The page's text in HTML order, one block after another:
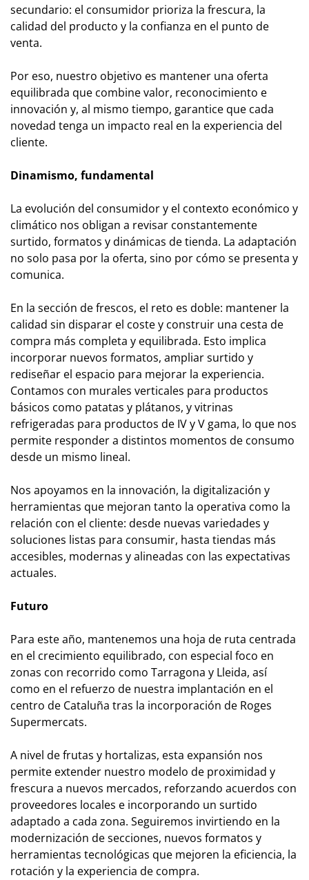
secundario: el consumidor prioriza la frescura, la
calidad del producto y la confianza en el punto de
venta.
Por eso, nuestro objetivo es mantener una oferta
equilibrada que combine valor, reconocimiento e
innovación y, al mismo tiempo, garantice que cada
novedad tenga un impacto real en la experiencia del
cliente.
Dinamismo, fundamental
La evolución del consumidor y el contexto económico y
climático nos obligan a revisar constantemente
surtido, formatos y dinámicas de tienda. La adaptación
no solo pasa por la oferta, sino por cómo se presenta y
comunica.
En la sección de frescos, el reto es doble: mantener la
calidad sin disparar el coste y construir una cesta de
compra más completa y equilibrada. Esto implica
incorporar nuevos formatos, ampliar surtido y
rediseñar el espacio para mejorar la experiencia.
Contamos con murales verticales para productos
básicos como patatas y plátanos, y vitrinas
refrigeradas para productos de IV y V gama, lo que nos
permite responder a distintos momentos de consumo
desde un mismo lineal.
Nos apoyamos en la innovación, la digitalización y
herramientas que mejoran tanto la operativa como la
relación con el cliente: desde nuevas variedades y
soluciones listas para consumir, hasta tiendas más
accesibles, modernas y alineadas con las expectativas
actuales.
Futuro
Para este año, mantenemos una hoja de ruta centrada
en el crecimiento equilibrado, con especial foco en
zonas con recorrido como Tarragona y Lleida, así
como en el refuerzo de nuestra implantación en el
centro de Cataluña tras la incorporación de Roges
Supermercats.
A nivel de frutas y hortalizas, esta expansión nos
permite extender nuestro modelo de proximidad y
frescura a nuevos mercados, reforzando acuerdos con
proveedores locales e incorporando un surtido
adaptado a cada zona. Seguiremos invirtiendo en la
modernización de secciones, nuevos formatos y
herramientas tecnológicas que mejoren la eficiencia, la
rotación y la experiencia de compra.